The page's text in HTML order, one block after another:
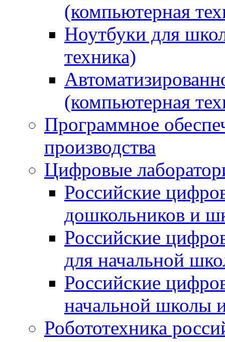
(компьютерная
Ноутбуки для
техника)
(компьютерная
Программное
производства
Цифровые
Российские
дошкольников и
Российские
для начальной
Российские
начальной школы
Робототехника